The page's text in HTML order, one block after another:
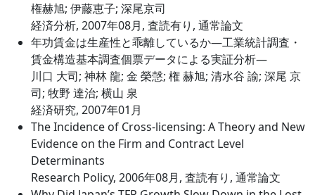
権赫旭; 伊藤恵子; 深尾京司
経済分析, 2007年08月, 査読有り, 通常論文
年功賃金は生産性と乖離しているか―工業統計調査・
賃金構造基本調査個票データによる実証分析―
川口 大司; 神林 龍; 金 榮愨; 権 赫旭; 清水谷 諭; 深尾 京
司; 牧野 達治; 横山 泉
経済研究, 2007年01月
The Incidence of Cross-licensing: A Theory and New
Evidence on the Firm and Contract Level
Determinants
Research Policy, 2006年08月, 査読有り, 通常論文